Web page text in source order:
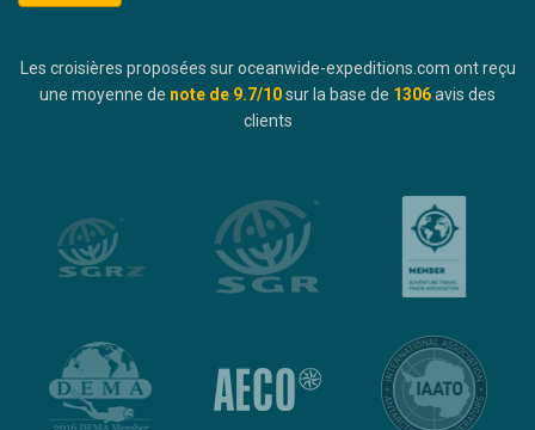
Les croisières proposées sur oceanwide-expeditions.com ont reçu
une moyenne de note de 9.7/10sur la base de 1306avis des
clients